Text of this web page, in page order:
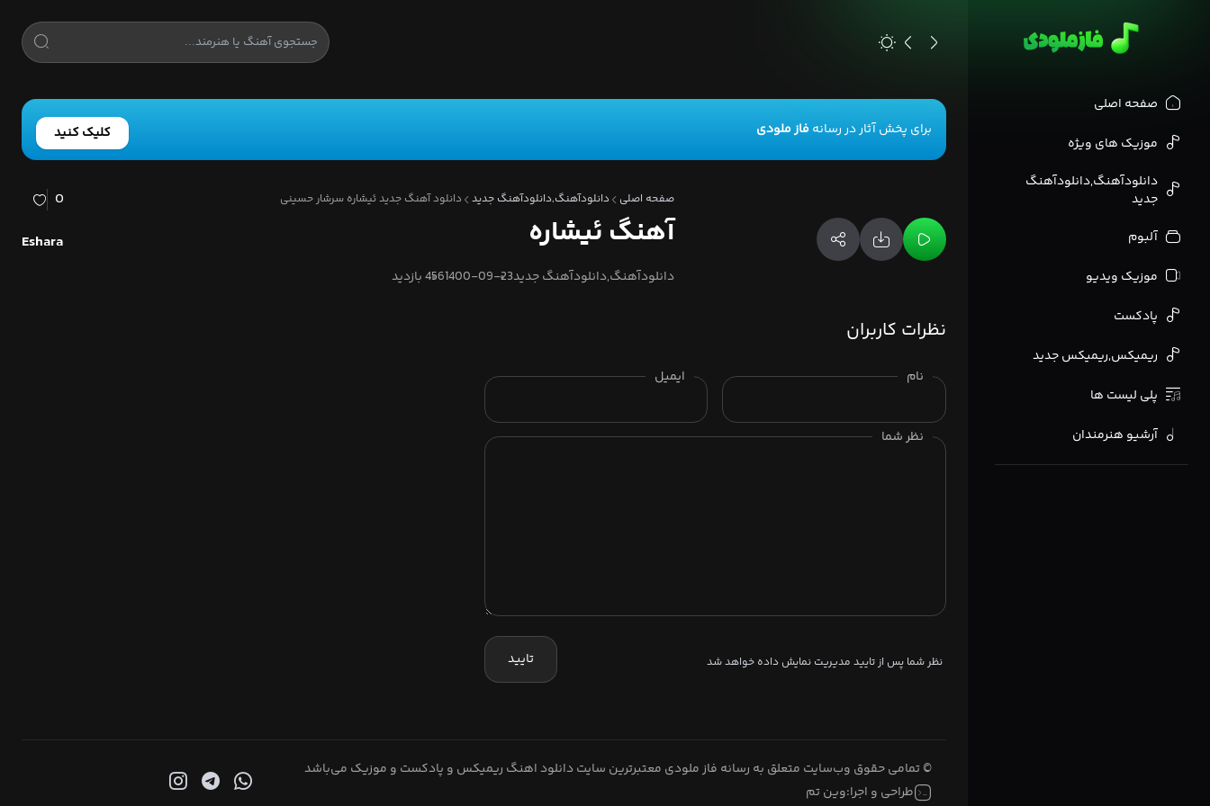
صفحه اصلی
موزیک های ویژه
دانلودآهنگ,دانلودآهنگ
جدید
آلبوم
موزیک ویدیو
پادکست
ریمیکس,ریمیکس جدید
پلی لیست ها
آرشیو هنرمندان
برای پخش آثار در رسانهفاز ملودی کلیک کنید
صفحه اصلی دانلودآهنگ,دانلودآهنگ جدید دانلود آهنگ جدید ئیشاره سرشار حسینی 0
آهنگ ئیشاره Eshara
دانلودآهنگ,دانلودآهنگ جدید1400-09-23456 بازدید
نظرات کاربران
نام ایمیل
نظر شما
نظر شما پس از تایید مدیریت نمایش داده خواهد شد تایید
© تمامی حقوق وب‌سایت متعلق به رسانه فاز ملودی معتبرترین سایت دانلود اهنگ ریمیکس و پادکست و موزیک می‌باشد
طراحی و اجرا:وین تم